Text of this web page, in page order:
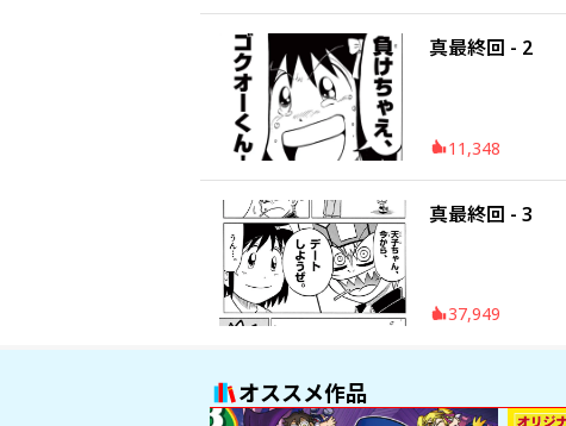
真最終回 - 2
11,348
真最終回 - 3
37,949
オススメ作品